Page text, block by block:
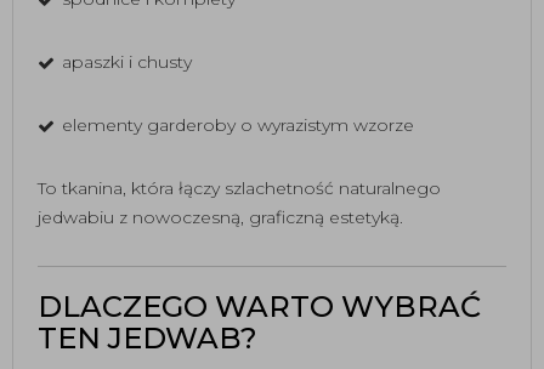
apaszki i chusty
elementy garderoby o wyrazistym wzorze
To tkanina, która łączy szlachetność naturalnego
jedwabiu z nowoczesną, graficzną estetyką.
DLACZEGO WARTO WYBRAĆ
TEN JEDWAB?